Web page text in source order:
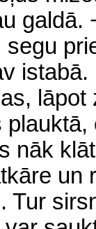
galdā.
segu
nāk
un
Tur